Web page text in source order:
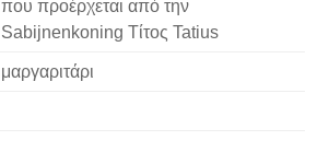
που προέρχεται από την
Sabijnenkoning Τίτος Tatius
μαργαριτάρι